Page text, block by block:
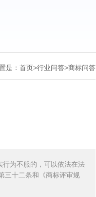
是： 首页>行业问答>商标问答
为不服的，可以依法在法
三十二条和《商标评审规